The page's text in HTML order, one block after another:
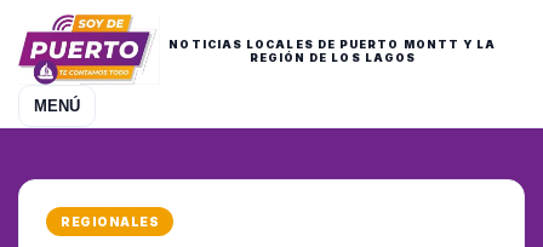
NOTICIAS LOCALES DE PUERTO MONTT Y LA
REGIÓN DE LOS LAGOS
MENÚ
REGIONALES